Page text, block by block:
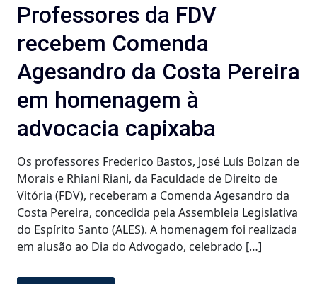
Professores da FDV
recebem Comenda
Agesandro da Costa Pereira
em homenagem à
advocacia capixaba
Os professores Frederico Bastos, José Luís Bolzan de
Morais e Rhiani Riani, da Faculdade de Direito de
Vitória (FDV), receberam a Comenda Agesandro da
Costa Pereira, concedida pela Assembleia Legislativa
do Espírito Santo (ALES). A homenagem foi realizada
em alusão ao Dia do Advogado, celebrado […]